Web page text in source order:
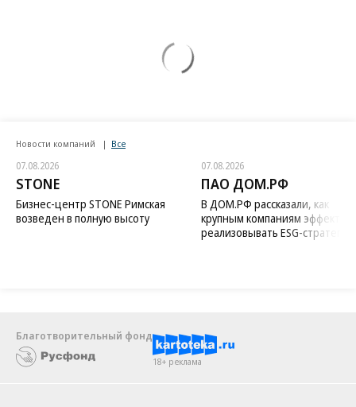
Новости компаний Все
07.08.2026
STONE
Бизнес-центр STONE Римская
возведен в полную высоту
07.08.2026
ПАО ДОМ.РФ
В ДОМ.РФ рассказали, как
крупным компаниям
реализовывать ESG-стратегию
Благотворительный фонд
18+ реклама